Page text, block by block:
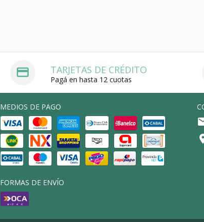
TARJETAS DE CRÉDITO
Pagá en hasta 12 cuotas
MEDIOS DE PAGO
FORMAS DE ENVÍO